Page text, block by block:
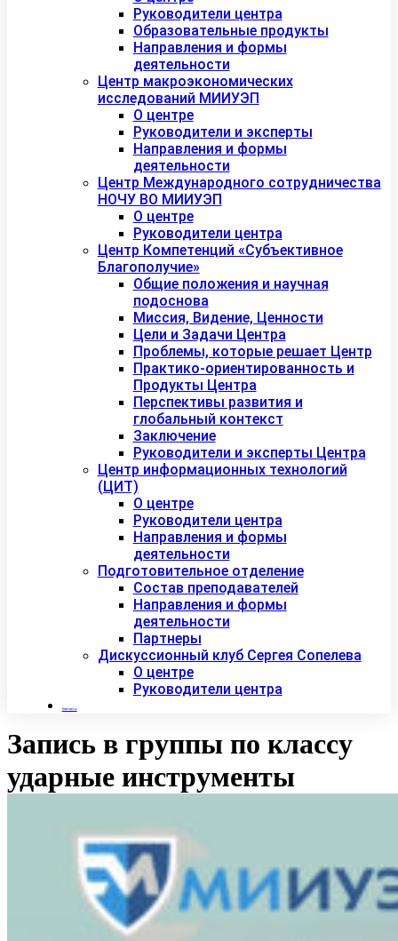
Руководители центра
Образовательные продукты
Направления и формы
деятельности
Центр макроэкономических
исследований МИИУЭП
О центре
Руководители и эксперты
Направления и формы
деятельности
Центр Международного сотрудничества
НОЧУ ВО МИИУЭП
О центре
Руководители центра
Центр Компетенций «Субъективное
Благополучие»
Общие положения и научная
подоснова
Миссия, Видение, Ценности
Цели и Задачи Центра
Проблемы, которые решает Центр
Практико-ориентированность и
Продукты Центра
Перспективы развития и
глобальный контекст
Заключение
Руководители и эксперты Центра
Центр информационных технологий
(ЦИТ)
О центре
Руководители центра
Направления и формы
деятельности
Подготовительное отделение
Состав преподавателей
Направления и формы
деятельности
Партнеры
Дискуссионный клуб Сергея Сопелева
О центре
Руководители центра
Контакты
Запись в группы по классу
ударные инструменты